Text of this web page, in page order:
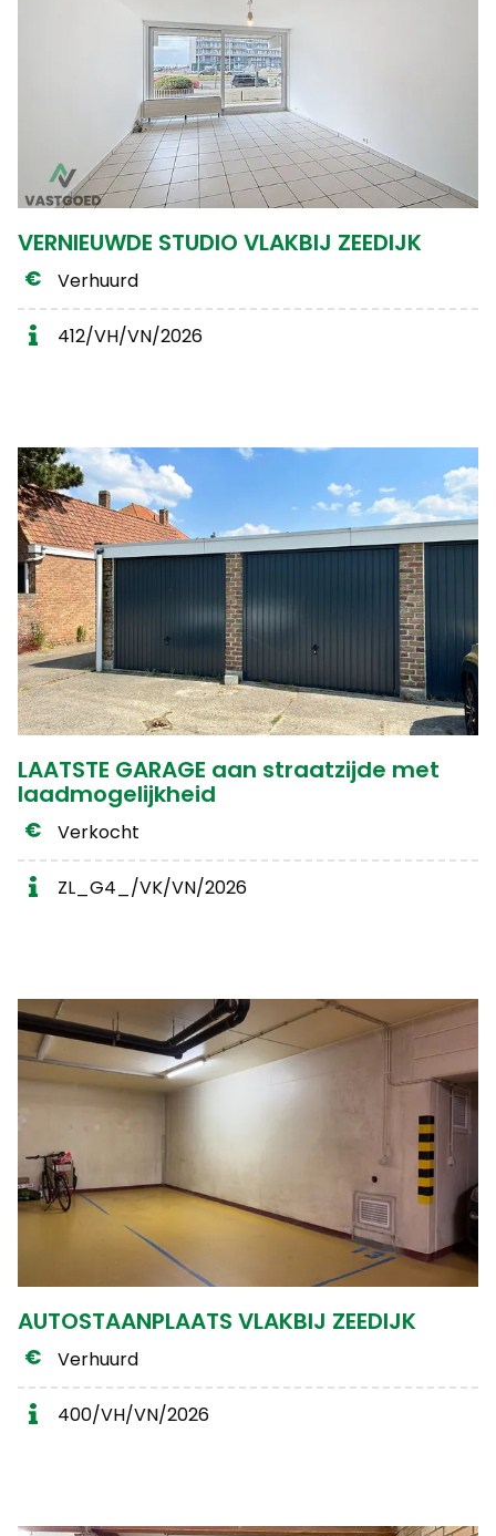
VERNIEUWDE STUDIO VLAKBIJ ZEEDIJK
Verhuurd
412/VH/VN/2026
LAATSTE GARAGE aan straatzijde met
laadmogelijkheid
Verkocht
ZL_G4_/VK/VN/2026
AUTOSTAANPLAATS VLAKBIJ ZEEDIJK
Verhuurd
400/VH/VN/2026